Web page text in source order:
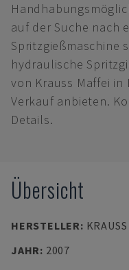
auf der Suche nach
Spritzgießmaschine
hydraulische
von Krauss Maffei
Verkauf anbieten.
Details.
Übersicht
HERSTELLER:
JAHR: 2007